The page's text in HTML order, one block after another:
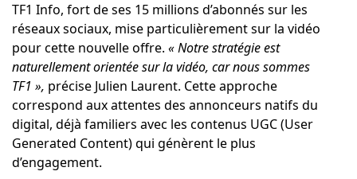
TF1 Info, fort de ses 15 millions d’abonnés sur les
réseaux sociaux, mise particulièrement sur la vidéo
pour cette nouvelle offre. « Notre stratégie est
naturellement orientée sur la vidéo, car nous sommes
TF1 », précise Julien Laurent. Cette approche
correspond aux attentes des annonceurs natifs du
digital, déjà familiers avec les contenus UGC (User
Generated Content) qui génèrent le plus
d’engagement.